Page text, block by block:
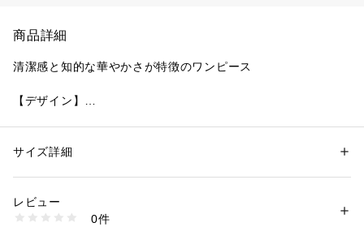
商品詳細
清潔感と知的な華やかさが特徴のワンピース
【デザイン】
フリルとギャザーが見えて、シンプル過ぎず知的な華やかさを
シャークストレッチのジャケット（V5E04-605）とのコーディ
ネートもおすすめです。
性別：レディース
素材：ワンピース ポリエステル100% アンダースカート ポリエステル10
生産国：ベトナム製
2160200003670
サイズ詳細
レビュー
0件